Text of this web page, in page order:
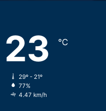
23 ℃
29º - 21º
77%
4.47 km/h